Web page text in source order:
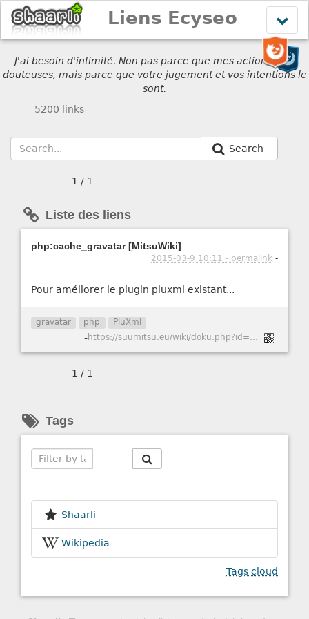
le
menu
Liens Ecyseo
J'ai besoin d'intimité. Non pas parce que mes actions sont
douteuses, mais parce que votre jugement et vos intentions le
sont.
5200 links
Search
1 / 1
Liste des liens
php:cache_gravatar [MitsuWiki]
2015-03-9 10:11 - permalink -
Pour améliorer le plugin pluxml existant...
gravatar php PluXml
- https://suumitsu.eu/wiki/doku.php?id=php:cache_gravatar
1 / 1
Tags
Shaarli
Wikipedia
Tags cloud